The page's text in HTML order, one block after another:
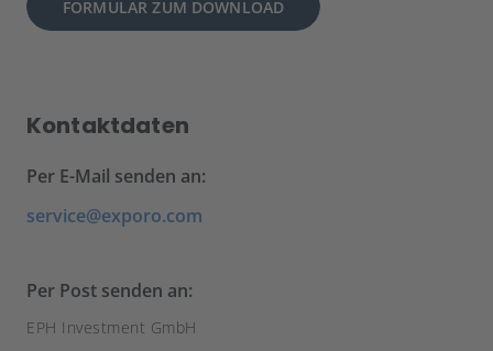
FORMULAR ZUM DOWNLOAD
Kontaktdaten
Per E-Mail senden an:
service@exporo.com
Per Post senden an:
EPH Investment GmbH